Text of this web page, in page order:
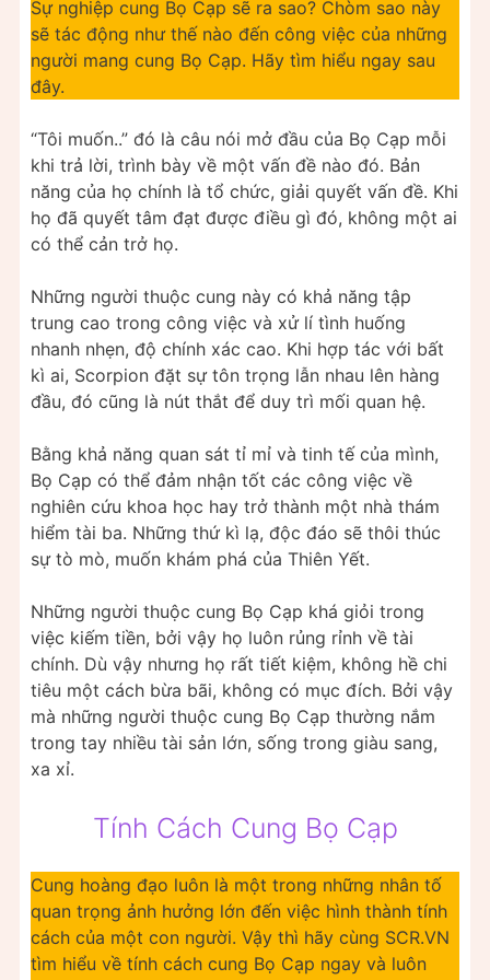
Sự nghiệp cung Bọ Cạp sẽ ra sao? Chòm sao này
sẽ tác động như thế nào đến công việc của những
người mang cung Bọ Cạp. Hãy tìm hiểu ngay sau
đây.
“Tôi muốn..” đó là câu nói mở đầu của Bọ Cạp mỗi
khi trả lời, trình bày về một vấn đề nào đó. Bản
năng của họ chính là tổ chức, giải quyết vấn đề. Khi
họ đã quyết tâm đạt được điều gì đó, không một ai
có thể cản trở họ.
Những người thuộc cung này có khả năng tập
trung cao trong công việc và xử lí tình huống
nhanh nhẹn, độ chính xác cao. Khi hợp tác với bất
kì ai, Scorpion đặt sự tôn trọng lẫn nhau lên hàng
đầu, đó cũng là nút thắt để duy trì mối quan hệ.
Bằng khả năng quan sát tỉ mỉ và tinh tế của mình,
Bọ Cạp có thể đảm nhận tốt các công việc về
nghiên cứu khoa học hay trở thành một nhà thám
hiểm tài ba. Những thứ kì lạ, độc đáo sẽ thôi thúc
sự tò mò, muốn khám phá của Thiên Yết.
Những người thuộc cung Bọ Cạp khá giỏi trong
việc kiếm tiền, bởi vậy họ luôn rủng rỉnh về tài
chính. Dù vậy nhưng họ rất tiết kiệm, không hề chi
tiêu một cách bừa bãi, không có mục đích. Bởi vậy
mà những người thuộc cung Bọ Cạp thường nắm
trong tay nhiều tài sản lớn, sống trong giàu sang,
xa xỉ.
Tính Cách Cung Bọ Cạp
Cung hoàng đạo luôn là một trong những nhân tố
quan trọng ảnh hưởng lớn đến việc hình thành tính
cách của một con người. Vậy thì hãy cùng SCR.VN
tìm hiểu về tính cách cung Bọ Cạp ngay và luôn